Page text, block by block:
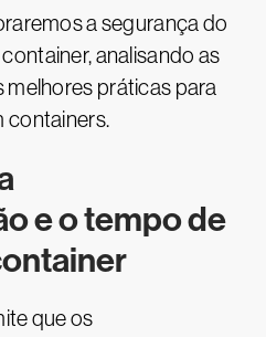
a segurança do
analisando as
melhores práticas para
containers.
e o tempo de
que os